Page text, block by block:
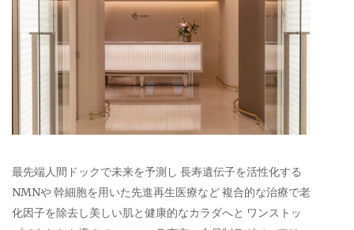
最先端人間ドックで未来を予測し 長寿遺伝子を活性化する
NMNや 幹細胞を用いた先進再生医療など 複合的な治療で老
化因子を除去し美しい肌と健康的なカラダへと ワンストッ